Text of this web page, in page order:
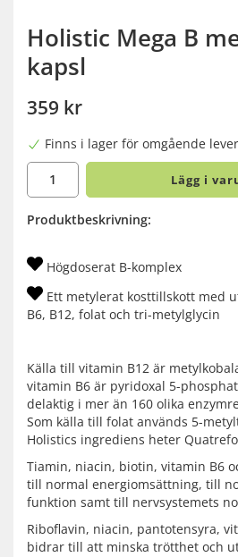
Holistic Mega B
kapsl
359 kr
Finns i lager för omgående
Lägg i
Produktbeskrivning:
Högdoserat B-komplex
Ett metylerat kosttillskott med
B6, B12, folat och tri-metylglycin
Källa till vitamin B12 är
vitamin B6 är pyridoxal 5-
delaktig i mer än 160 olika
Som källa till folat används 5-
Holistics ingrediens heter
Tiamin, niacin, biotin, vitamin B6
till normal energiomsättning, till
funktion samt till nervsystemets
Riboflavin, niacin, pantotensyra,
bidrar till att minska trötthet och